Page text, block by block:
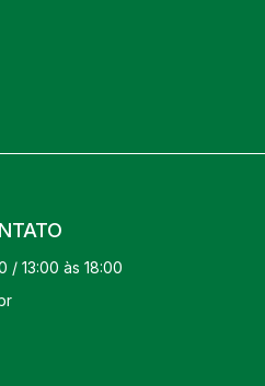
/ 13:00 às 18:00